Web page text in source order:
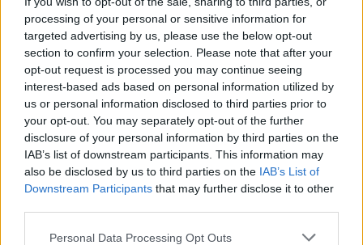
processing of your personal or sensitive information for
targeted advertising by us, please use the below opt-out
section to confirm your selection. Please note that after your
opt-out request is processed you may continue seeing
interest-based ads based on personal information utilized by
us or personal information disclosed to third parties prior to
your opt-out. You may separately opt-out of the further
disclosure of your personal information by third parties on the
IAB’s list of downstream participants. This information may
also be disclosed by us to third parties on the IAB’s List of
Downstream Participants that may further disclose it to other
Personal Data Processing Opt Outs